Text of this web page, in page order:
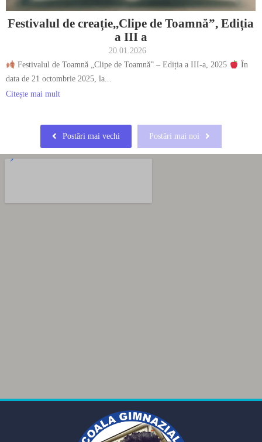
Festivalul de creație,,Clipe de Toamnă”, Ediția
a III a
20.01.2026
Festivalul de Toamnă „Clipe de Toamnă” – Ediția a III-a, 2025
În
data de 21 octombrie 2025, la...
Citește mai mult
Postări mai vechi Postări mai noi